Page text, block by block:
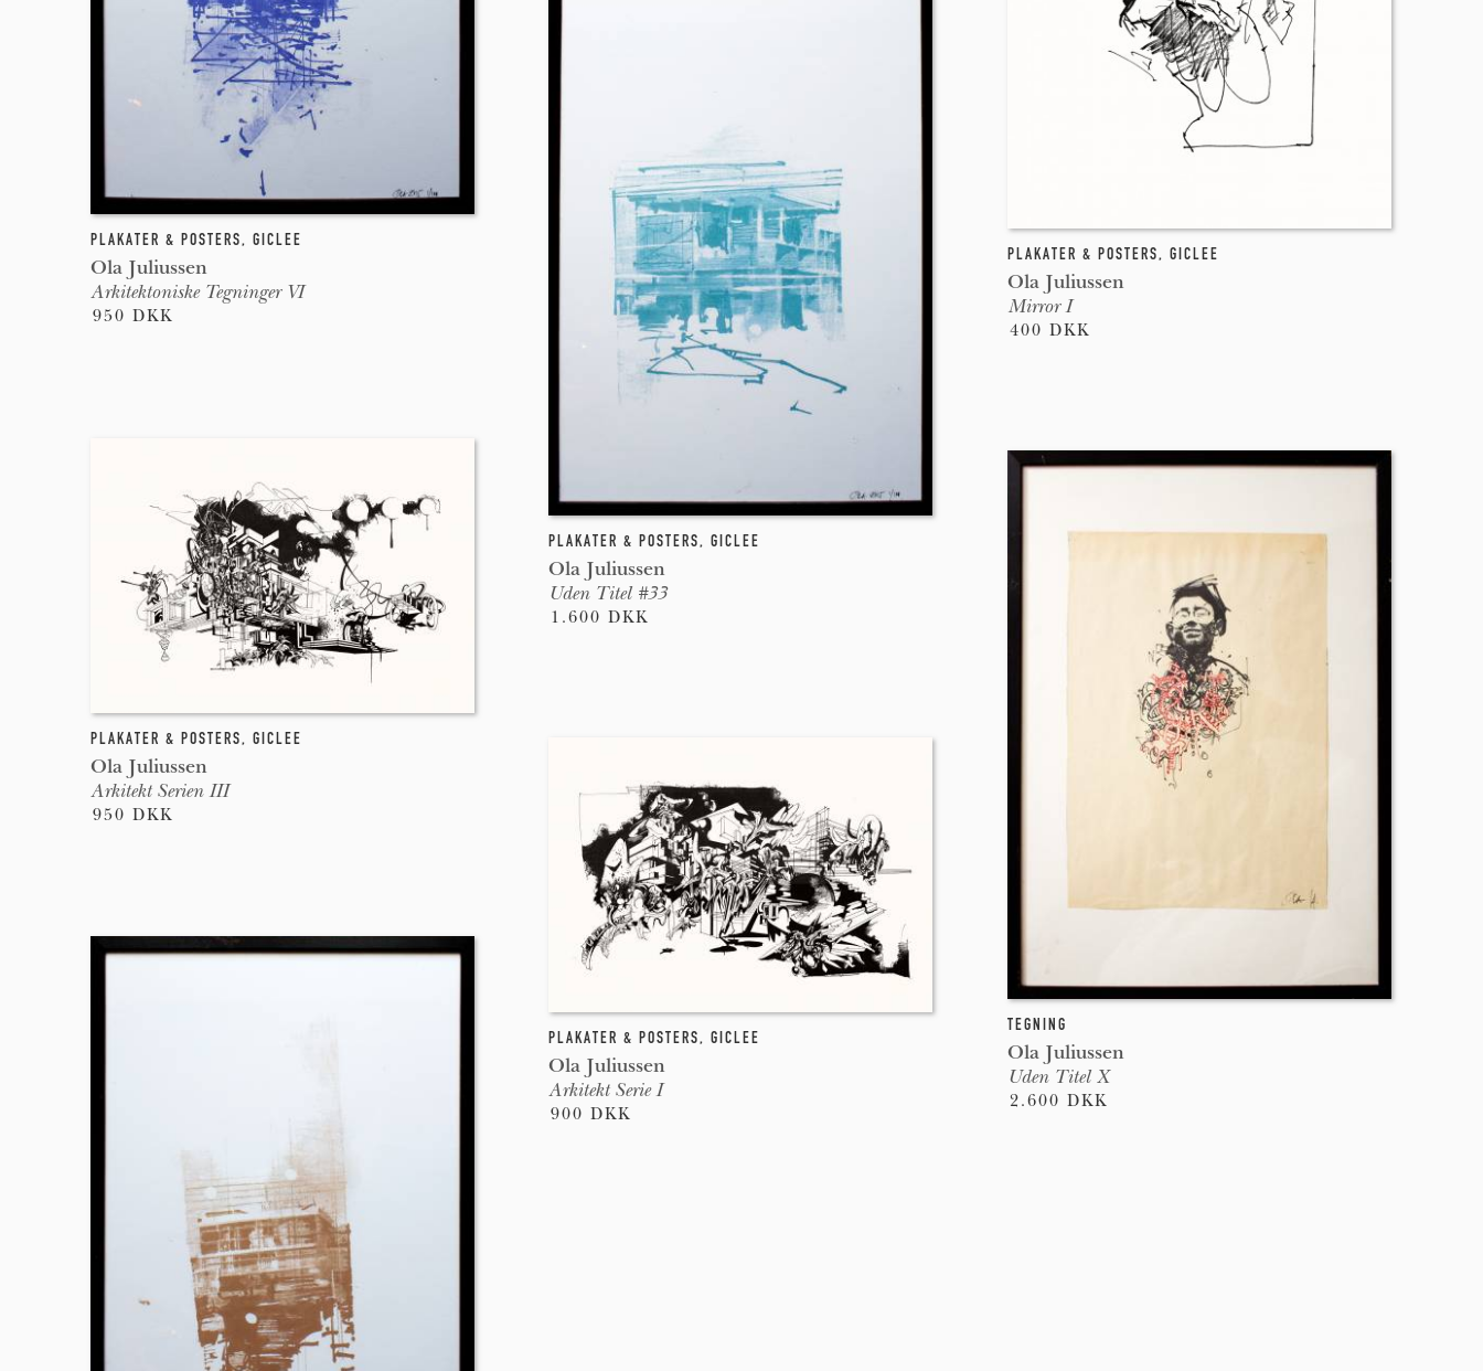
PLAKATER & POSTERS, GICLEE
Ola Juliussen
Arkitektoniske Tegninger VI
950 DKK
PLAKATER & POSTERS, GICLEE
Ola Juliussen
Mirror I
400 DKK
PLAKATER & POSTERS, GICLEE
Ola Juliussen
Uden Titel #33
1.600 DKK
PLAKATER & POSTERS, GICLEE
Ola Juliussen
Arkitekt Serien III
950 DKK
TEGNING
Ola Juliussen
Uden Titel X
2.600 DKK
PLAKATER & POSTERS, GICLEE
Ola Juliussen
Arkitekt Serie I
900 DKK